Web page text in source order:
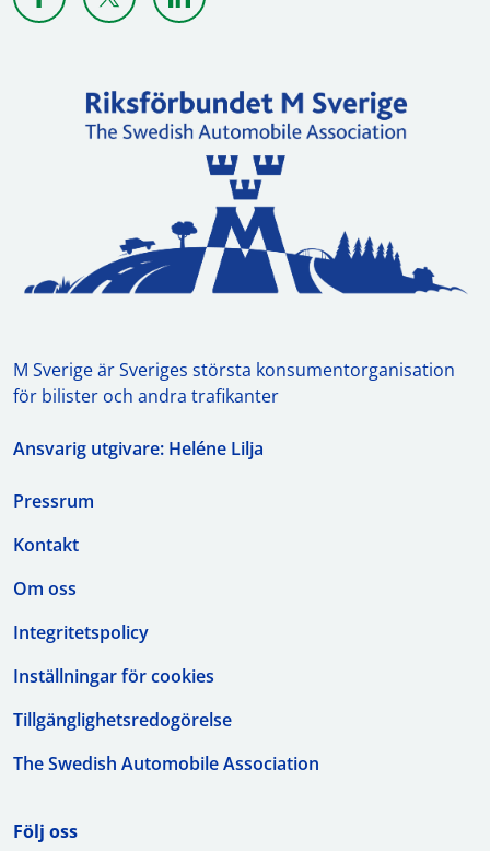
Dela sidan på Facebook
Dela sidan på XDela sidan på Linkedin
M Sverige är Sveriges största konsumentorganisation
för bilister och andra trafikanter
Ansvarig utgivare: Heléne Lilja
Pressrum
Kontakt
Om oss
Integritetspolicy
Inställningar för cookies
Tillgänglighetsredogörelse
The Swedish Automobile Association
Följ oss